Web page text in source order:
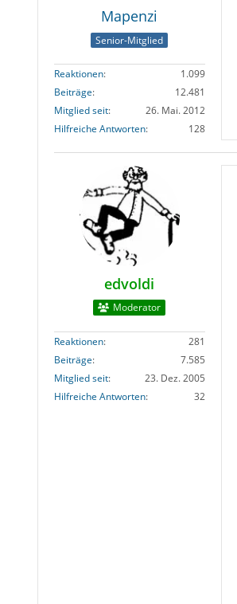
Mapenzi
Senior-Mitglied
Reaktionen
1.099
Beiträge
12.481
Mitglied seit
26. Mai. 2012
Hilfreiche Antworten
128
edvoldi
Moderator
Reaktionen
281
Beiträge
7.585
Mitglied seit
23. Dez. 2005
Hilfreiche Antworten
32